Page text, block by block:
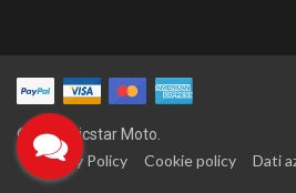
©2020 Sicstar Moto.
Privacy Policy Cookie policy Dati